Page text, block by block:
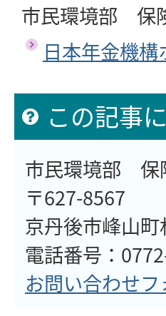
市民環境部 保
日本年金機
この記事
市民環境部 保
〒627-8567
京丹後市峰山
電話番号：
お問い合わせフ